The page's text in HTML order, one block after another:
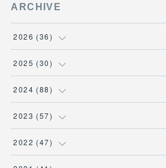
ARCHIVE
2026 (36)
(3)
(4)
(3)
(5)
2025 (30)
(6)
(4)
(3)
( 2 )
2024 (88)
(7)
(8)
( 9 )
2023 (57)
(7)
2022 (47)